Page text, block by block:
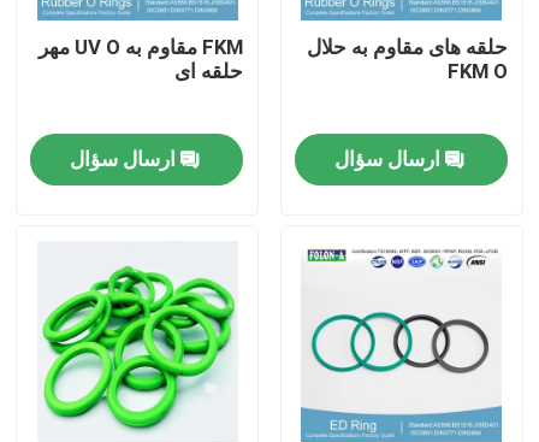
خانه
دربارهی ما
حلقه های مقاوم به حلال
FKM O
ارسال سؤال
FKM مقاوم به UV O مهر
حلقه ای
ارسال سؤال